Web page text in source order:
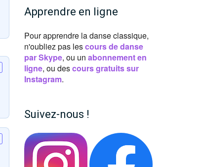
Apprendre en ligne
Pour apprendre la danse classique,
n'oubliez pas lescours de danse
par Skype, ou un abonnement en
ligne, ou descours gratuits sur
Instagram.
Suivez-nous !